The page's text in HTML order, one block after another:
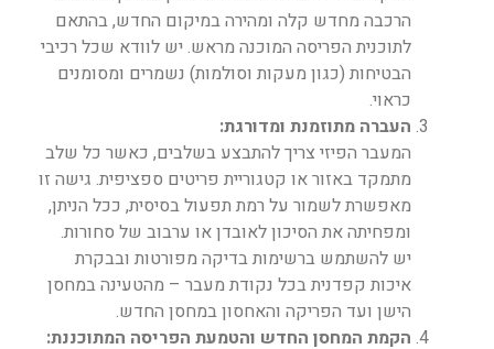
הרכבה מחדש קלה ומהירה במיקום החדש, בהתאם
לתוכנית הפריסה המוכנה מראש. יש לוודא שכל רכיבי
הבטיחות (כגון מעקות וסולמות) נשמרים ומסומנים
כראוי.
העברה מתוזמנת ומדורגת:
המעבר הפיזי צריך להתבצע בשלבים, כאשר כל שלב
מתמקד באזור או קטגוריית פריטים ספציפית. גישה זו
מאפשרת לשמור על רמת תפעול בסיסית, ככל הניתן,
ומפחיתה את הסיכון לאובדן או ערבוב של סחורות.
יש להשתמש ברשימות בדיקה מפורטות ובבקרת
איכות קפדנית בכל נקודת מעבר – מהטעינה במחסן
הישן ועד הפריקה והאחסון במחסן החדש.
הקמת המחסן החדש והטמעת הפריסה המתוכננת: